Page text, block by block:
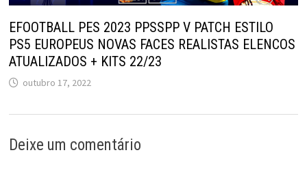
EFOOTBALL PES 2023 PPSSPP V PATCH ESTILO
PS5 EUROPEUS NOVAS FACES REALISTAS ELENCOS
ATUALIZADOS + KITS 22/23
outubro 17, 2022
Deixe um comentário